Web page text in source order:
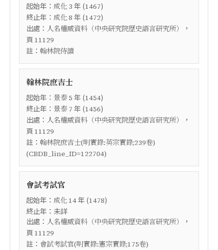
起始年： 成化 3 年 (1467)
終止年： 成化8 年 (1472)
出處： 人名權威資料（中央研究院歷史語言研究所）
，
頁 11129
註： 翰林院侍讀
翰林院庶吉士
起始年： 景泰 5 年 (1454)
終止年： 景泰 7 年 (1456)
出處： 人名權威資料（中央研究院歷史語言研究所）
，
頁 11129
註： 翰林院庶吉士(明實錄:英宗實錄;239卷)
(CBDB_line_ID=122704)
會試考試官
起始年： 成化14年 (1478)
終止年：未詳
出處： 人名權威資料（中央研究院歷史語言研究所）
，
頁 11129
註： 會試考試官(明實錄:憲宗實錄;175卷)